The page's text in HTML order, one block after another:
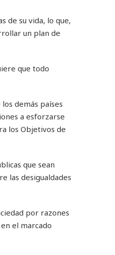
de su vida, lo que,
un plan de
que todo
demás países
a esforzarse
los Objetivos de
que sean
las desigualdades
por razones
el marcado